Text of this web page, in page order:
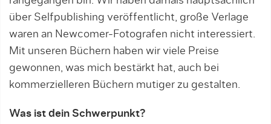
über Selfpublishing veröffentlicht, große Verlage
waren an Newcomer-Fotografen nicht interessiert.
Mit unseren Büchern haben wir viele Preise
gewonnen, was mich bestärkt hat, auch bei
kommer­zielleren Büchern mutiger zu gestalten.
Was ist dein Schwerpunkt?